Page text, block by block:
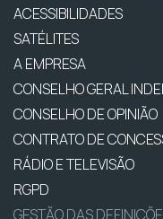
ACESSIBILIDADES
SATÉLITES
A EMPRESA
CONSELHO GERAL
CONSELHO DE OPINIÃO
CONTRATO DE
RÁDIO E TELEVISÃO
RGPD
GESTÃO DAS